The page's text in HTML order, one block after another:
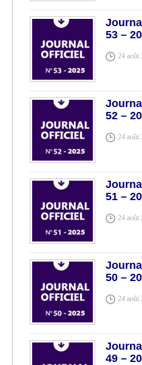
53 –
24 août
52 –
24 août
51 –
24 août
50 –
24 août
49 –